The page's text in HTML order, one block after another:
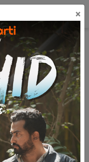
×
Two
2.6k